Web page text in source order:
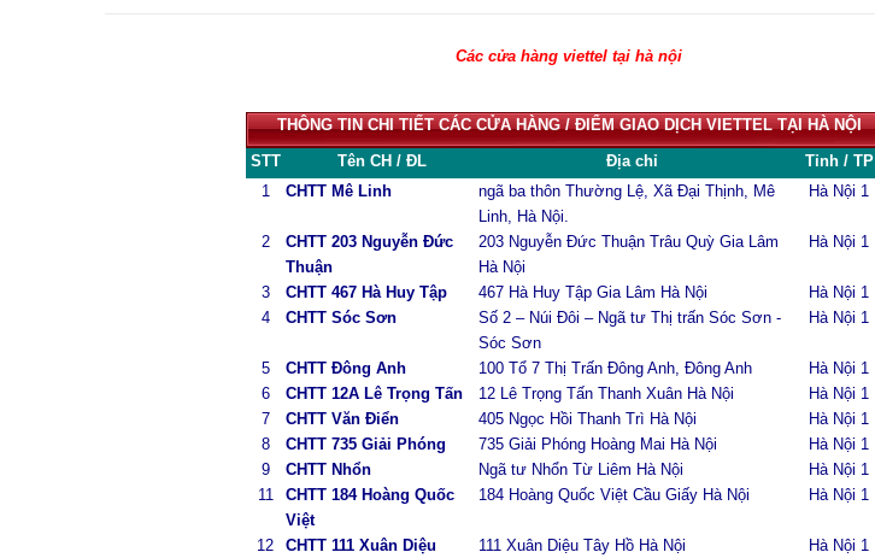
Các cửa hàng viettel tại hà nội
THÔNG TIN CHI TIẾT CÁC CỬA HÀNG / ĐIỂM GIAO DỊCH VIETTEL TẠI HÀ NỘI
STT
Tên CH / ĐL Địa chỉ
Tỉnh / TP
1
CHTT Mê Linh
ngã ba thôn Thường Lệ, Xã Đại Thịnh, Mê
Linh, Hà Nội.
Hà Nội 1
2
CHTT 203 Nguyễn Đức
Thuận
203 Nguyễn Đức Thuận Trâu Quỳ Gia Lâm
Hà Nội
Hà Nội 1
3 CHTT 467 Hà Huy Tập 467 Hà Huy Tập Gia Lâm Hà Nội
Hà Nội 1
4
CHTT Sóc Sơn
Số 2 – Núi Đôi – Ngã tư Thị trấn Sóc Sơn -
Sóc Sơn
Hà Nội 1
5 CHTT Đông Anh 100 Tổ 7 Thị Trấn Đông Anh, Đông Anh
Hà Nội 1
6
CHTT 12A Lê Trọng Tấn 12 Lê Trọng Tấn Thanh Xuân Hà Nội
Hà Nội 1
7
CHTT Văn Điển 405 Ngọc Hồi Thanh Trì Hà Nội
Hà Nội 1
8
CHTT 735 Giải Phóng 735 Giải Phóng Hoàng Mai Hà Nội
Hà Nội 1
9
CHTT Nhổn Ngã tư Nhổn Từ Liêm Hà Nội
Hà Nội 1
11
CHTT 184 Hoàng Quốc
Việt
184 Hoàng Quốc Việt Cầu Giấy Hà Nội Hà Nội 1
12 CHTT 111 Xuân Diệu 111 Xuân Diệu Tây Hồ Hà Nội
Hà Nội 1